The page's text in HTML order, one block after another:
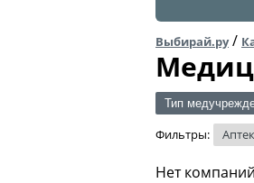
Выбирай.ру/
Тип
Фильтры:
Нет